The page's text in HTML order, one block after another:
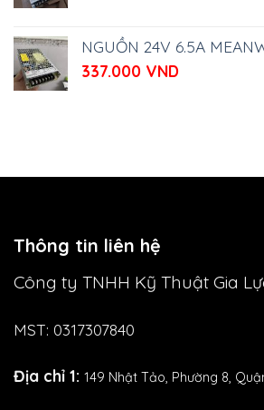
NGUỒN 24V 6.5A
337.000 VND
Thông tin liên hệ
Công ty TNHH Kỹ Thuật Gia
MST: 0317307840
Địa chỉ 1: 149 Nhật Tảo, Phường 8,